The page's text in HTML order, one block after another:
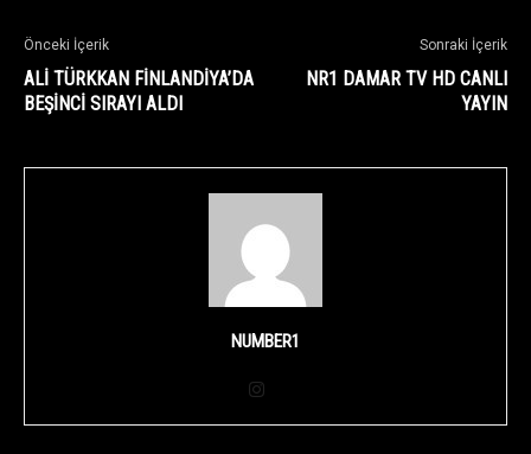
Önceki İçerik
ALİ TÜRKKAN FİNLANDİYA’DA
BEŞİNCİ SIRAYI ALDI
Sonraki İçerik
NR1 DAMAR TV HD CANLI
YAYIN
NUMBER1